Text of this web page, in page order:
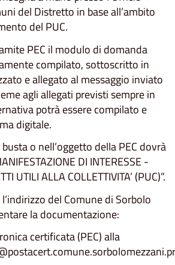
del Distretto in base all’ambito
del PUC.
PEC il modulo di domanda
compilato, sottoscritto in
e allegato al messaggio inviato
agli allegati previsti sempre in
potrà essere compilato e
digitale.
o nell’oggetto della PEC dovrà
DI INTERESSE -
UTILI ALLA COLLETTIVITA’ (PUC)”.
del Comune di Sorbolo
la documentazione:
certificata (PEC) alla